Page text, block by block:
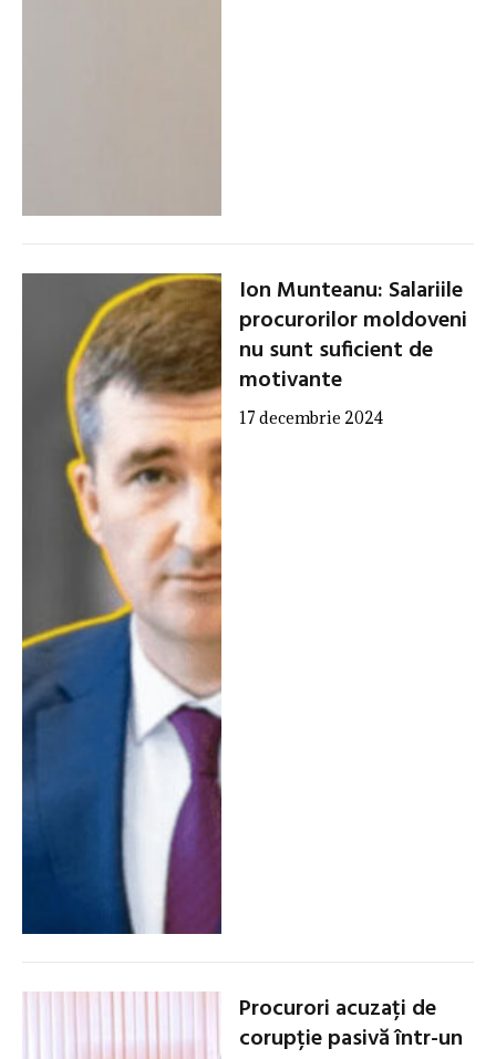
Ion Munteanu: Salariile
procurorilor moldoveni
nu sunt suficient de
motivante
17 decembrie 2024
Procurori acuzați de
corupție pasivă într-un